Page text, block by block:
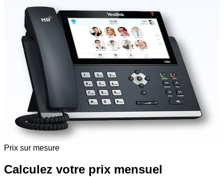
Prix sur mesure
Calculez votre prix mensuel